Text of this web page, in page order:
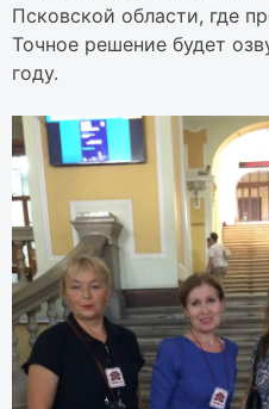
Псковской области, где
Точное решение будет
году.